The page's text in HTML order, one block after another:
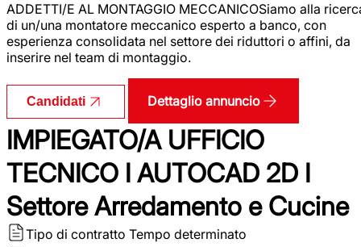
ADDETTI/E AL MONTAGGIO MECCANICOSiamo alla
di un/una montatore meccanico esperto a banco, con
esperienza consolidata nel settore dei riduttori o affini, da
inserire nel team di montaggio.
Candidati Dettaglio annuncio
IMPIEGATO/A UFFICIO
TECNICO I AUTOCAD 2D I
Settore Arredamento e Cucine
Tipo di contratto Tempo determinato